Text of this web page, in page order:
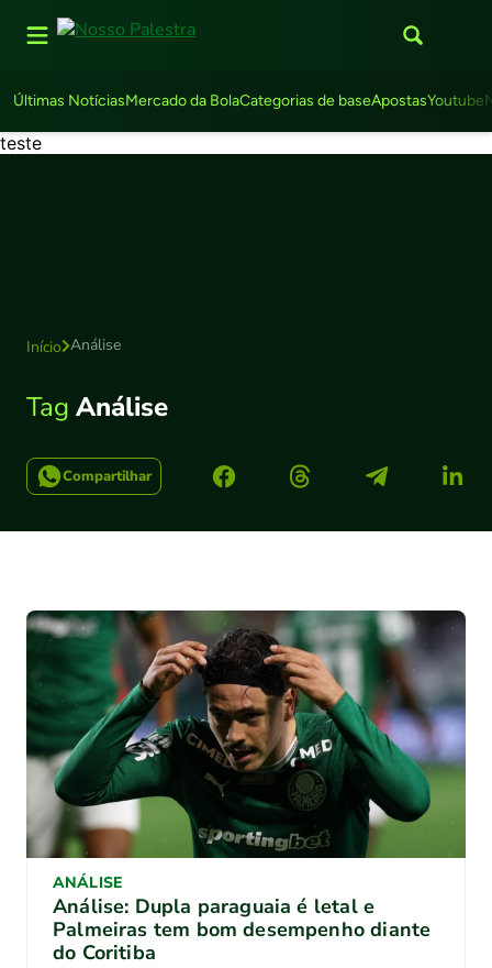
Últimas NotíciasMercado da BolaCategorias de baseApostasYoutube
teste
Início Análise
Tag Análise
Compartilhar
ANÁLISE
Análise: Dupla paraguaia é letal e
Palmeiras tem bom desempenho diante
do Coritiba